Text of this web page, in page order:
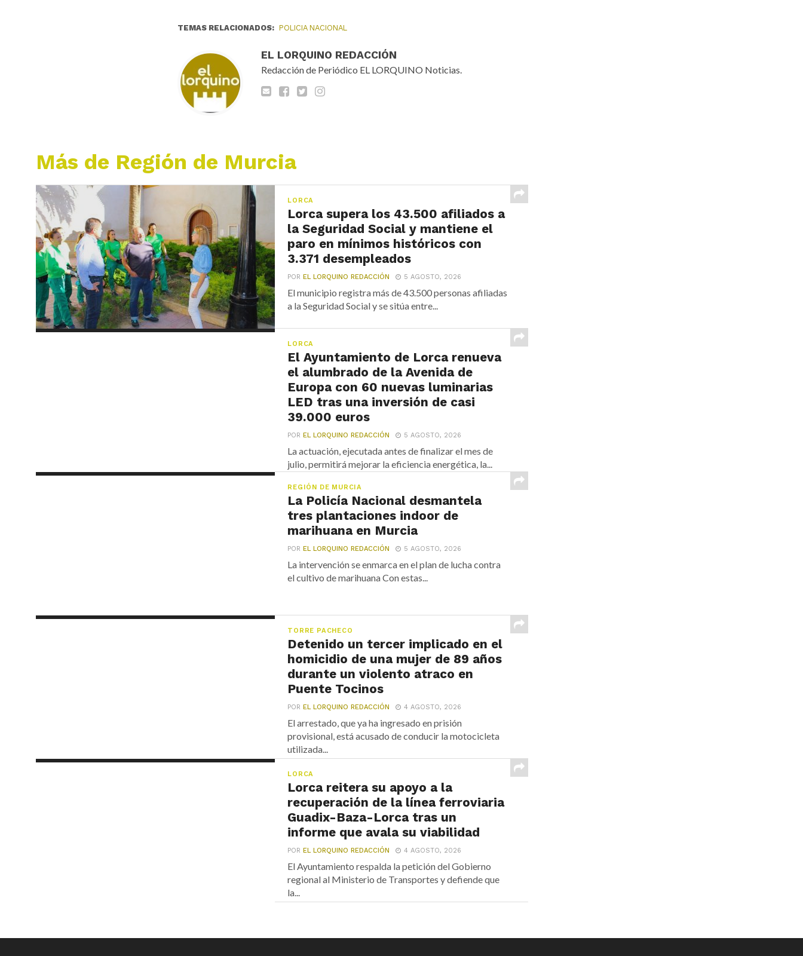
TEMAS RELACIONADOS: POLICIA NACIONAL
EL LORQUINO REDACCIÓN
Redacción de Periódico EL LORQUINO Noticias.
Más de Región de Murcia
LORCA
Lorca supera los 43.500 afiliados a
la Seguridad Social y mantiene el
paro en mínimos históricos con
3.371 desempleados
POREL LORQUINO REDACCIÓN 5 AGOSTO, 2026
El municipio registra más de 43.500 personas afiliadas
a la Seguridad Social y se sitúa entre...
LORCA
El Ayuntamiento de Lorca renueva
el alumbrado de la Avenida de
Europa con 60 nuevas luminarias
LED tras una inversión de casi
39.000 euros
POREL LORQUINO REDACCIÓN 5 AGOSTO, 2026
La actuación, ejecutada antes de finalizar el mes de
julio, permitirá mejorar la eficiencia energética, la...
REGIÓN DE MURCIA
La Policía Nacional desmantela
tres plantaciones indoor de
marihuana en Murcia
POREL LORQUINO REDACCIÓN 5 AGOSTO, 2026
La intervención se enmarca en el plan de lucha contra
el cultivo de marihuana Con estas...
TORRE PACHECO
Detenido un tercer implicado en el
homicidio de una mujer de 89 años
durante un violento atraco en
Puente Tocinos
POREL LORQUINO REDACCIÓN 4 AGOSTO, 2026
El arrestado, que ya ha ingresado en prisión
provisional, está acusado de conducir la motocicleta
utilizada...
LORCA
Lorca reitera su apoyo a la
recuperación de la línea ferroviaria
Guadix-Baza-Lorca tras un
informe que avala su viabilidad
POREL LORQUINO REDACCIÓN 4 AGOSTO, 2026
El Ayuntamiento respalda la petición del Gobierno
regional al Ministerio de Transportes y defiende que
la...